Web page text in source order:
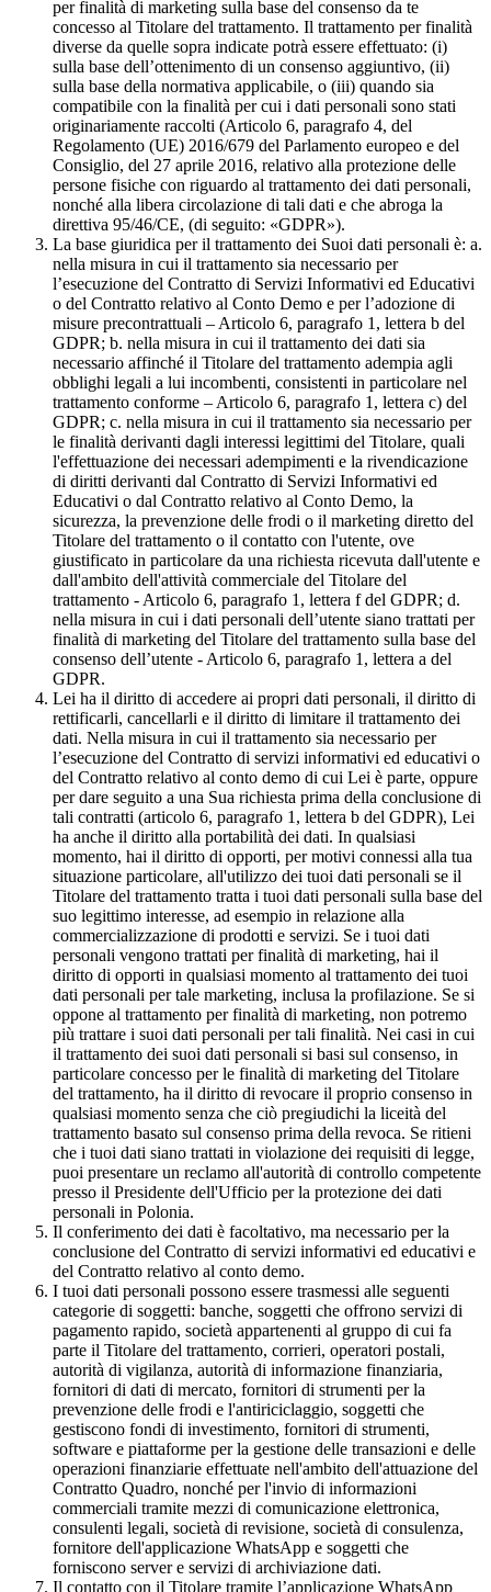
per finalità di marketing sulla base del consenso da te
concesso al Titolare del trattamento. Il trattamento per finalità
diverse da quelle sopra indicate potrà essere effettuato: (i)
sulla base dell’ottenimento di un consenso aggiuntivo, (ii)
sulla base della normativa applicabile, o (iii) quando sia
compatibile con la finalità per cui i dati personali sono stati
originariamente raccolti (Articolo 6, paragrafo 4, del
Regolamento (UE) 2016/679 del Parlamento europeo e del
Consiglio, del 27 aprile 2016, relativo alla protezione delle
persone fisiche con riguardo al trattamento dei dati personali,
nonché alla libera circolazione di tali dati e che abroga la
direttiva 95/46/CE, (di seguito: «GDPR»).
La base giuridica per il trattamento dei Suoi dati personali è: a.
nella misura in cui il trattamento sia necessario per
l’esecuzione del Contratto di Servizi Informativi ed Educativi
o del Contratto relativo al Conto Demo e per l’adozione di
misure precontrattuali – Articolo 6, paragrafo 1, lettera b del
GDPR; b. nella misura in cui il trattamento dei dati sia
necessario affinché il Titolare del trattamento adempia agli
obblighi legali a lui incombenti, consistenti in particolare nel
trattamento conforme – Articolo 6, paragrafo 1, lettera c) del
GDPR; c. nella misura in cui il trattamento sia necessario per
le finalità derivanti dagli interessi legittimi del Titolare, quali
l'effettuazione dei necessari adempimenti e la rivendicazione
di diritti derivanti dal Contratto di Servizi Informativi ed
Educativi o dal Contratto relativo al Conto Demo, la
sicurezza, la prevenzione delle frodi o il marketing diretto del
Titolare del trattamento o il contatto con l'utente, ove
giustificato in particolare da una richiesta ricevuta dall'utente e
dall'ambito dell'attività commerciale del Titolare del
trattamento - Articolo 6, paragrafo 1, lettera f del GDPR; d.
nella misura in cui i dati personali dell’utente siano trattati per
finalità di marketing del Titolare del trattamento sulla base del
consenso dell’utente - Articolo 6, paragrafo 1, lettera a del
GDPR.
Lei ha il diritto di accedere ai propri dati personali, il diritto di
rettificarli, cancellarli e il diritto di limitare il trattamento dei
dati. Nella misura in cui il trattamento sia necessario per
l’esecuzione del Contratto di servizi informativi ed educativi o
del Contratto relativo al conto demo di cui Lei è parte, oppure
per dare seguito a una Sua richiesta prima della conclusione di
tali contratti (articolo 6, paragrafo 1, lettera b del GDPR), Lei
ha anche il diritto alla portabilità dei dati. In qualsiasi
momento, hai il diritto di opporti, per motivi connessi alla tua
situazione particolare, all'utilizzo dei tuoi dati personali se il
Titolare del trattamento tratta i tuoi dati personali sulla base del
suo legittimo interesse, ad esempio in relazione alla
commercializzazione di prodotti e servizi. Se i tuoi dati
personali vengono trattati per finalità di marketing, hai il
diritto di opporti in qualsiasi momento al trattamento dei tuoi
dati personali per tale marketing, inclusa la profilazione. Se si
oppone al trattamento per finalità di marketing, non potremo
più trattare i suoi dati personali per tali finalità. Nei casi in cui
il trattamento dei suoi dati personali si basi sul consenso, in
particolare concesso per le finalità di marketing del Titolare
del trattamento, ha il diritto di revocare il proprio consenso in
qualsiasi momento senza che ciò pregiudichi la liceità del
trattamento basato sul consenso prima della revoca. Se ritieni
che i tuoi dati siano trattati in violazione dei requisiti di legge,
puoi presentare un reclamo all'autorità di controllo competente
presso il Presidente dell'Ufficio per la protezione dei dati
personali in Polonia.
Il conferimento dei dati è facoltativo, ma necessario per la
conclusione del Contratto di servizi informativi ed educativi e
del Contratto relativo al conto demo.
I tuoi dati personali possono essere trasmessi alle seguenti
categorie di soggetti: banche, soggetti che offrono servizi di
pagamento rapido, società appartenenti al gruppo di cui fa
parte il Titolare del trattamento, corrieri, operatori postali,
autorità di vigilanza, autorità di informazione finanziaria,
fornitori di dati di mercato, fornitori di strumenti per la
prevenzione delle frodi e l'antiriciclaggio, soggetti che
gestiscono fondi di investimento, fornitori di strumenti,
software e piattaforme per la gestione delle transazioni e delle
operazioni finanziarie effettuate nell'ambito dell'attuazione del
Contratto Quadro, nonché per l'invio di informazioni
commerciali tramite mezzi di comunicazione elettronica,
consulenti legali, società di revisione, società di consulenza,
fornitore dell'applicazione WhatsApp e soggetti che
forniscono server e servizi di archiviazione dati.
Il contatto con il Titolare tramite l’applicazione WhatsApp